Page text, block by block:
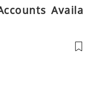
Availa